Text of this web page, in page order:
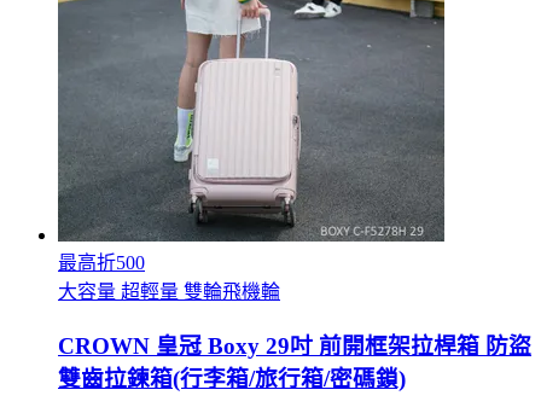
最高折500
大容量 超輕量 雙輪飛機輪
CROWN 皇冠 Boxy 29吋 前開框架拉桿箱 防盜
雙齒拉鍊箱(行李箱/旅行箱/密碼鎖)